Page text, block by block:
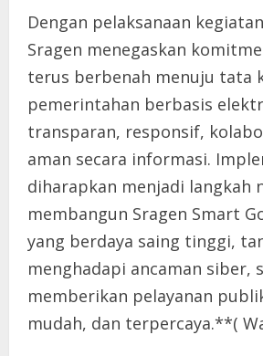
Dengan pelaksanaan
Sragen menegaskan
terus berbenah menuju tata
pemerintahan berbasis
transparan, responsif,
aman secara informasi.
diharapkan menjadi langkah
membangun Sragen Smart
yang berdaya saing tinggi,
menghadapi ancaman siber,
memberikan pelayanan
mudah, dan terpercaya.**(